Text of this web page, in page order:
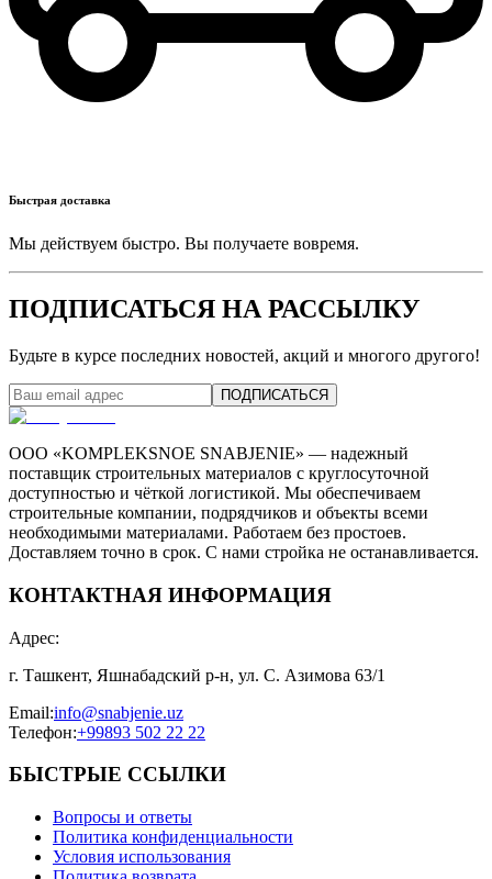
Быстрая доставка
Мы действуем быстро. Вы получаете вовремя.
ПОДПИСАТЬСЯ НА РАССЫЛКУ
Будьте в курсе последних новостей, акций и многого другого!
ПОДПИСАТЬСЯ
ООО «KOMPLEKSNOE SNABJENIE» — надежный
поставщик строительных материалов с круглосуточной
доступностью и чёткой логистикой. Мы обеспечиваем
строительные компании, подрядчиков и объекты всеми
необходимыми материалами. Работаем без простоев.
Доставляем точно в срок. С нами стройка не останавливается.
КОНТАКТНАЯ ИНФОРМАЦИЯ
Адрес:
г. Ташкент, Яшнабадский р-н, ул. С. Азимова 63/1
Email:info@snabjenie.uz
Телефон:+99893 502 22 22
БЫСТРЫЕ ССЫЛКИ
Вопросы и ответы
Политика конфиденциальности
Условия использования